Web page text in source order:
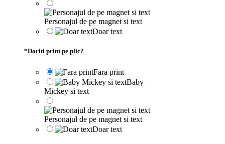
Personajul de pe magnet si text
Doar text
*Doriti print pe plic?
Fara print
Baby
Mickey si text
Personajul de pe magnet si text
Doar text